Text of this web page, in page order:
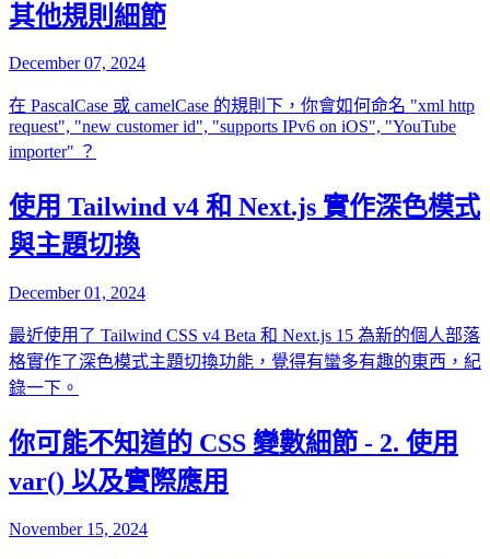
其他規則細節
December 07, 2024
在 PascalCase 或 camelCase 的規則下，你會如何命名 "xml http
request", "new customer id", "supports IPv6 on iOS", "YouTube
importer" ？
使用 Tailwind v4 和 Next.js 實作深色模式
與主題切換
December 01, 2024
最近使用了 Tailwind CSS v4 Beta 和 Next.js 15 為新的個人部落
格實作了深色模式主題切換功能，覺得有蠻多有趣的東西，紀
錄一下。
你可能不知道的 CSS 變數細節 - 2. 使用
var() 以及實際應用
November 15, 2024